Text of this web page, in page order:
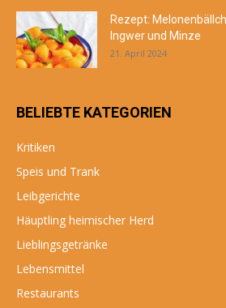
Rezept:
Ingwer und Minze
21. April 2024
BELIEBTE KATEGORIEN
Kritiken
Speis und Trank
Leibgerichte
Häuptling heimischer Herd
Lieblingsgetränke
Lebensmittel
Restaurants